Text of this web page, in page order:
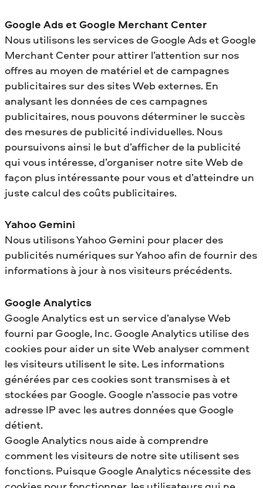
Google Ads et Google Merchant Center
Nous utilisons les services de Google Ads et Google
Merchant Center pour attirer l’attention sur nos
offres au moyen de matériel et de campagnes
publicitaires sur des sites Web externes. En
analysant les données de ces campagnes
publicitaires, nous pouvons déterminer le succès
des mesures de publicité individuelles. Nous
poursuivons ainsi le but d’afficher de la publicité
qui vous intéresse, d’organiser notre site Web de
façon plus intéressante pour vous et d’atteindre un
juste calcul des coûts publicitaires.
Yahoo Gemini
Nous utilisons Yahoo Gemini pour placer des
publicités numériques sur Yahoo afin de fournir des
informations à jour à nos visiteurs précédents.
Google Analytics
Google Analytics est un service d’analyse Web
fourni par Google, Inc. Google Analytics utilise des
cookies pour aider un site Web analyser comment
les visiteurs utilisent le site. Les informations
générées par ces cookies sont transmises à et
stockées par Google. Google n’associe pas votre
adresse IP avec les autres données que Google
détient.
Google Analytics nous aide à comprendre
comment les visiteurs de notre site utilisent ses
fonctions. Puisque Google Analytics nécessite des